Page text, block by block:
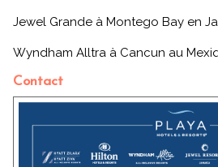
Jewel Grande à Montego Bay en
Wyndham Alltra à Cancun au
Contact